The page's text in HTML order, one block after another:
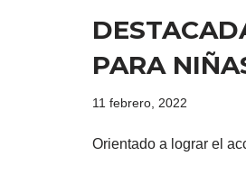
PARA
11 febrero, 2022
Orientado a lograr el